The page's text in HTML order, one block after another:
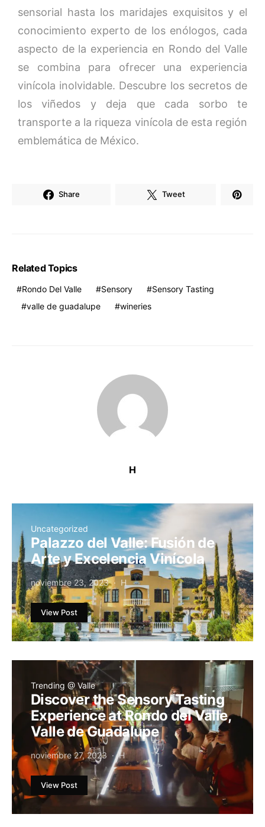
sensorial hasta los maridajes exquisitos y el
conocimiento experto de los enólogos, cada
aspecto de la experiencia en Rondo del Valle
se combina para ofrecer una experiencia
vinícola inolvidable. Descubre los secretos de
los viñedos y deja que cada sorbo te
transporte a la riqueza vinícola de esta región
emblemática de México.
Share Tweet
Related Topics
Rondo Del Valle Sensory
Sensory Tasting
valle de guadalupe
wineries
H
Uncategorized
Palazzo del Valle: Fusión de
Arte y Excelencia Vinícola
noviembre 23, 2023 H
View Post
Trending @ Valle
Discover the Sensory Tasting
Experience at Rondo del Valle,
Valle de Guadalupe
noviembre 27, 2023 H
View Post